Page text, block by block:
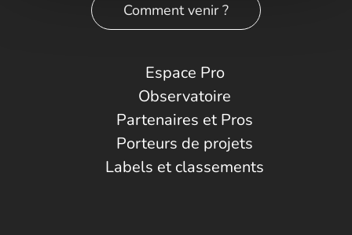
Comment venir ?
Espace Pro
Observatoire
Partenaires et Pros
Porteurs de projets
Labels et classements